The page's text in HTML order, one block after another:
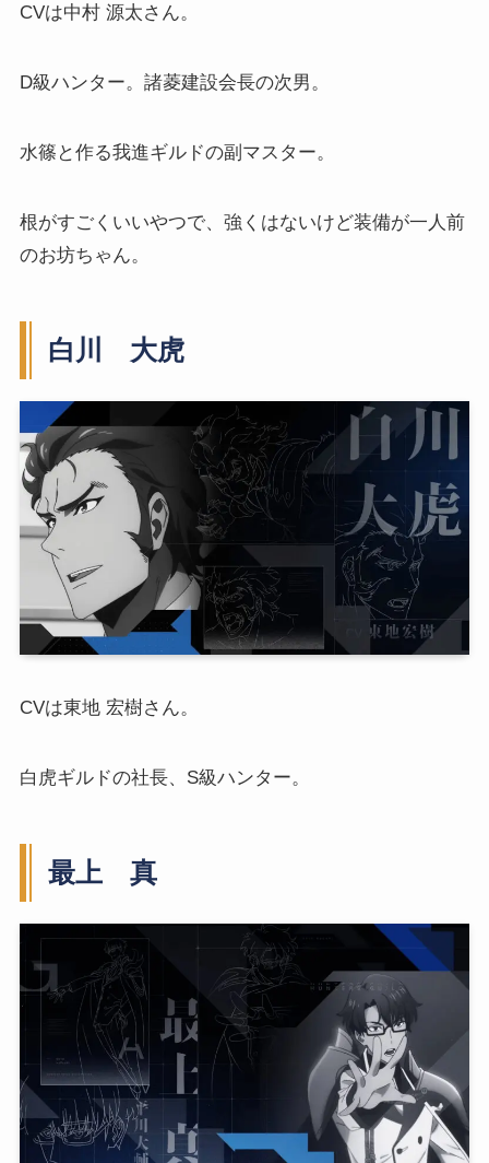
CVは中村 源太さん。
D級ハンター。諸菱建設会長の次男。
水篠と作る我進ギルドの副マスター。
根がすごくいいやつで、強くはないけど装備が一人前
のお坊ちゃん。
白川 大虎
CVは東地 宏樹さん。
白虎ギルドの社長、S級ハンター。
最上 真